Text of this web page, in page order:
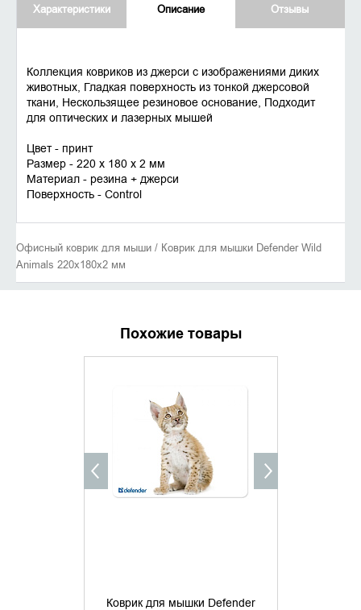
Характеристики Описание Отзывы
Коллекция ковриков из джерси с изображениями диких
животных, Гладкая поверхность из тонкой джерсовой
ткани, Нескользящее резиновое основание, Подходит
для оптических и лазерных мышей
Цвет - принт
Размер - 220 x 180 x 2 мм
Материал - резина + джерси
Поверхность - Control
Офисный коврик для мыши / Коврик для мышки Defender Wild
Animals 220x180x2 мм
Похожие товары
Коврик для мышки Defender
УТОЧНИТЬ НАЛИЧИЕ